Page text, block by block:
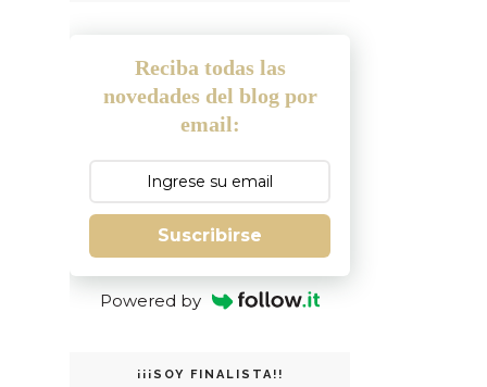
Reciba todas las
novedades del blog por
email:
Suscribirse
Powered by
¡¡¡SOY FINALISTA!!